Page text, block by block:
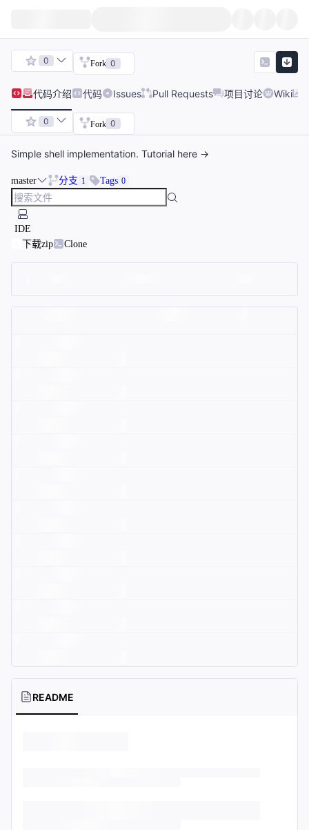
0 Fork 0
代码介绍 代码 Issues Pull Requests 项目讨论 Wiki
0 Fork 0
Simple shell implementation. Tutorial here ->
master 分支 1 Tags 0
IDE
下载zip
Clone
README